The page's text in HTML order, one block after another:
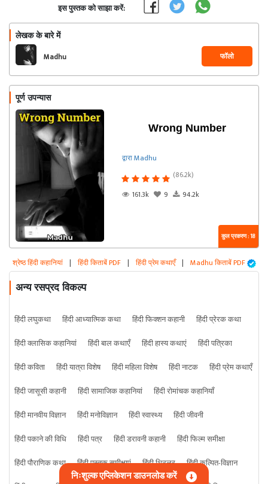
इस पुस्तक को साझा करें:
लेखक के बारे में
Madhu फॉलो
पूर्ण उपन्यास
Wrong Number
द्वारा Madhu
(86.2k)
161.3k
9 94.2k
कुल प्रकरण : 18
श्रेष्ठ हिंदी कहानियां | हिंदी किताबें PDF | हिंदी प्रेम कथाएँ | Madhu किताबें PDF
अन्य रसप्रद विकल्प
हिंदी लघुकथा हिंदी आध्यात्मिक कथा हिंदी फिक्शन कहानी
हिंदी प्रेरक कथा
हिंदी क्लासिक कहानियां
हिंदी बाल कथाएँ हिंदी हास्य कथाएं
हिंदी पत्रिका
हिंदी कविता
हिंदी यात्रा विशेष हिंदी महिला विशेष हिंदी नाटक
हिंदी प्रेम कथाएँ
हिंदी जासूसी कहानी
हिंदी सामाजिक कहानियां
हिंदी रोमांचक कहानियाँ
हिंदी मानवीय विज्ञान
हिंदी मनोविज्ञान हिंदी स्वास्थ्य
हिंदी जीवनी
हिंदी पकाने की विधि
हिंदी पत्र हिंदी डरावनी कहानी
हिंदी फिल्म समीक्षा
हिंदी पौराणिक कथा
हिंदी पुस्तक समीक्षाएं हिंदी थ्रिलर
हिंदी कल्पित-विज्ञान
निःशुल्क एप्लिकेशन डाउनलोड करें